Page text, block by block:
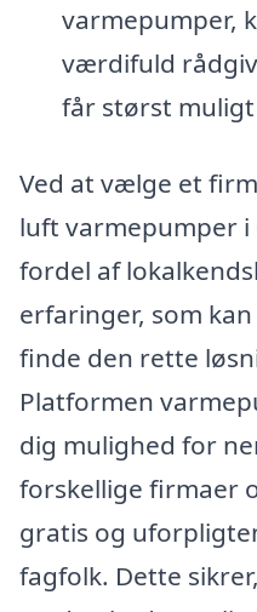
varmepumper,
værdifuld
får størst
Ved at vælge et
luft varmepumper
fordel af
erfaringer, som
finde den rette
Platformen
dig mulighed for
forskellige firmaer
gratis og
fagfolk. Dette